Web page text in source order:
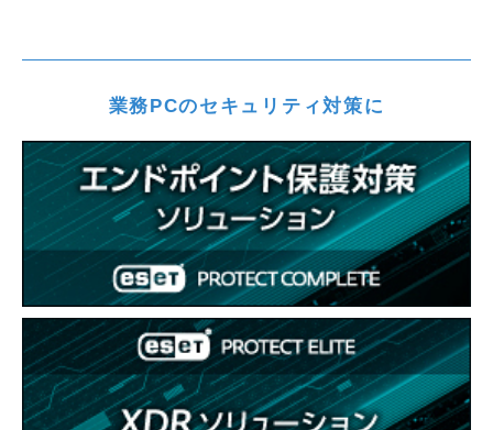
業務PCのセキュリティ対策に